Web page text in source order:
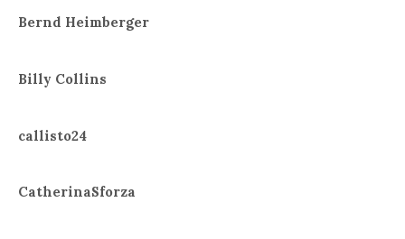
Bernd Heimberger
Billy Collins
callisto24
CatherinaSforza